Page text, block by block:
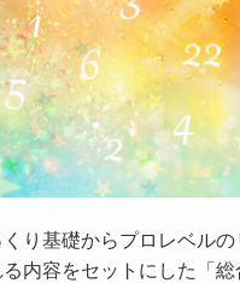
くり基礎からプロレベル
内容をセットにした「総